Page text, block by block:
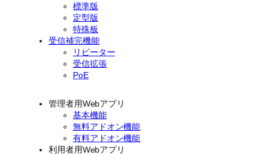
標準版
定型版
特殊板
受信補完機能
リピーター
受信拡張
PoE
管理者用Webアプリ
基本機能
無料アドオン機能
有料アドオン機能
利用者用Webアプリ